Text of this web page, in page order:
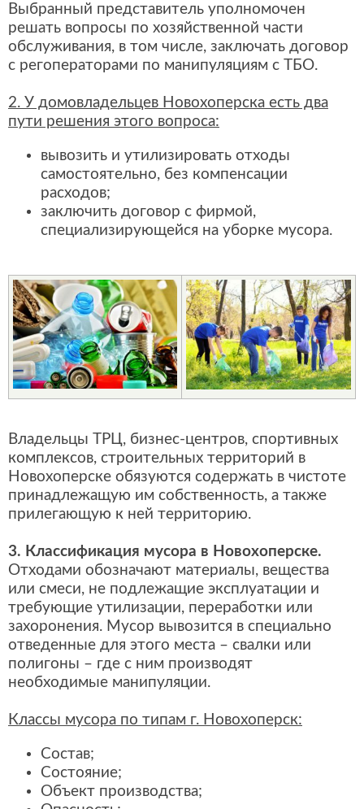
Выбранный представитель уполномочен
решать вопросы по хозяйственной части
обслуживания, в том числе, заключать договор
с регоператорами по манипуляциям с ТБО.
2. У домовладельцев Новохоперска есть два
пути решения этого вопроса:
вывозить и утилизировать отходы
самостоятельно, без компенсации
расходов;
заключить договор с фирмой,
специализирующейся на уборке мусора.
Владельцы ТРЦ, бизнес-центров, спортивных
комплексов, строительных территорий в
Новохоперске обязуются содержать в чистоте
принадлежащую им собственность, а также
прилегающую к ней территорию.
3. Классификация мусора в Новохоперске.
Отходами обозначают материалы, вещества
или смеси, не подлежащие эксплуатации и
требующие утилизации, переработки или
захоронения. Мусор вывозится в специально
отведенные для этого места – свалки или
полигоны – где с ним производят
необходимые манипуляции.
Классы мусора по типам г. Новохоперск:
Состав;
Состояние;
Объект производства;